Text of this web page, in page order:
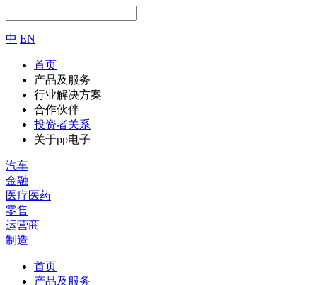
中 EN
首页
产品及服务
行业解决方案
合作伙伴
投资者关系
关于pp电子
汽车
金融
医疗医药
零售
运营商
制造
首页
产品及服务